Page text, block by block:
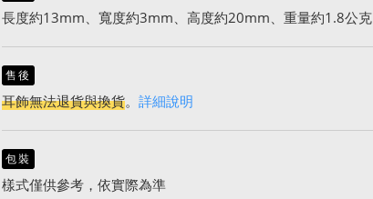
長度約13mm、寬度約3mm、高度約20mm、重量約1.8公克
售後
耳飾無法退貨與換貨。 詳細說明
包裝
樣式僅供參考，依實際為準